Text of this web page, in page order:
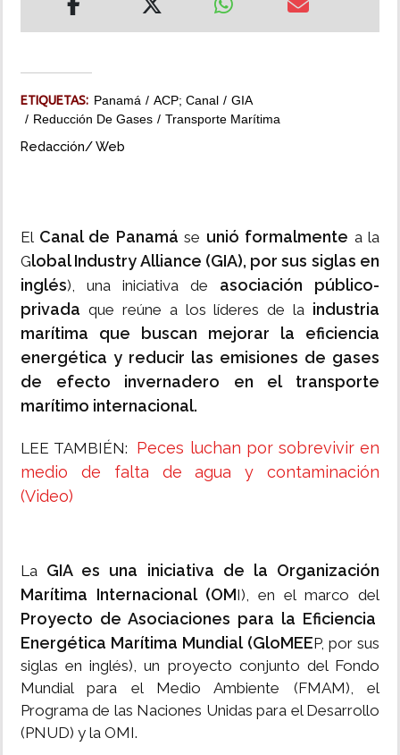
ETIQUETAS: Panamá ACP; Canal
GIA
Reducción De Gases
Transporte Marítima
Redacción/ Web
El Canal de Panamá se unió formalmente a la
Global Industry Alliance (GIA), por sus siglas en
inglés), una iniciativa de asociación público-
privada que reúne a los líderes de la industria
marítima que buscan mejorar la eficiencia
energética y reducir las emisiones de gases
de efecto invernadero en el transporte
marítimo internacional.
LEE TAMBIÉN: Peces luchan por sobrevivir en
medio de falta de agua y contaminación
(Video)
La GIA es una iniciativa de la Organización
Marítima Internacional (OMI), en el marco del
Proyecto de Asociaciones para la Eficiencia
Energética Marítima Mundial (GloMEEP, por sus
siglas en inglés), un proyecto conjunto del Fondo
Mundial para el Medio Ambiente (FMAM), el
Programa de las Naciones Unidas para el Desarrollo
(PNUD) y la OMI.